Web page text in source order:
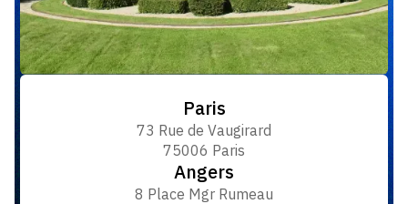
Paris
73 Rue de Vaugirard
75006 Paris
Angers
8 Place Mgr Rumeau